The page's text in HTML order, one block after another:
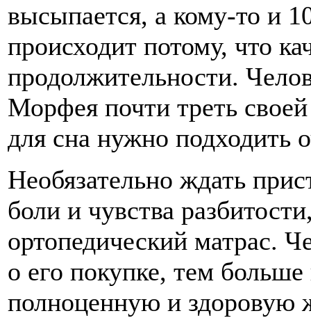
высыпается, а кому-то и
происходит потому, что
продолжительности.
Морфея почти треть
для сна нужно подходить
Необязательно ждать
боли и чувства
ортопедический матрас.
о его покупке, тем
полноценную и здоровую